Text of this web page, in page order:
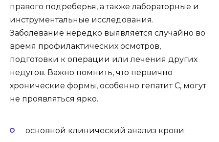
правого подреберья, а также лабораторные и
инструментальные исследования.
Заболевание нередко выявляется случайно во
время профилактических осмотров,
подготовки к операции или лечения других
недугов. Важно помнить, что первично
хронические формы, особенно гепатит C, могут
не проявляться ярко.
основной клинический анализ крови;